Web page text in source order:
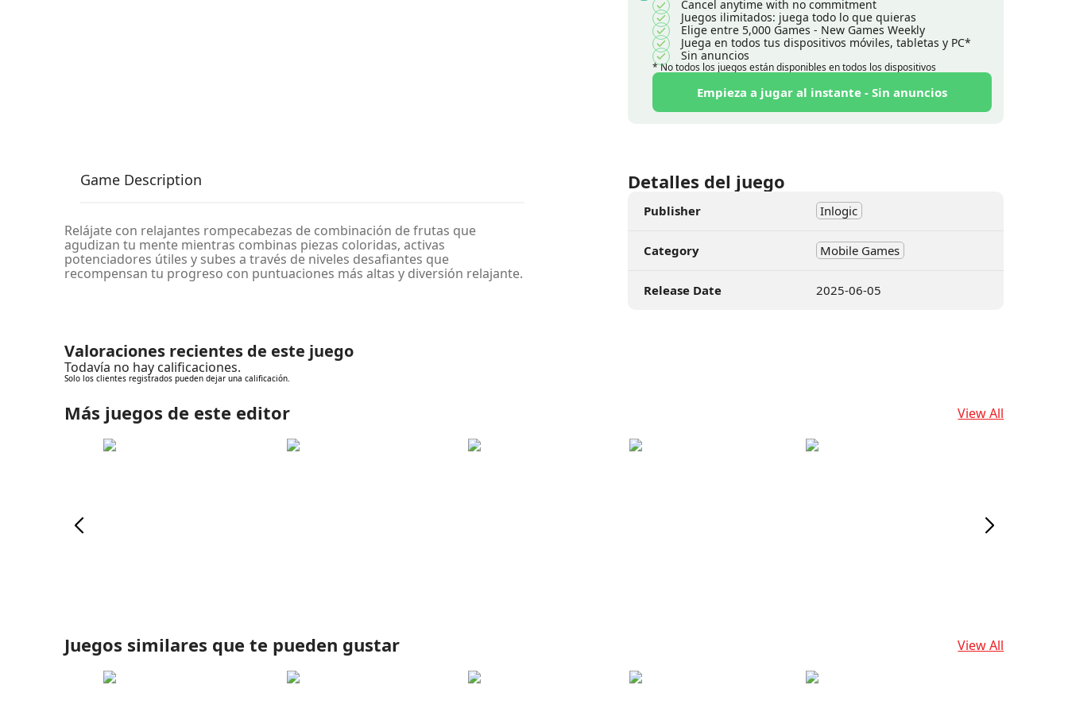
Cancel anytime with no commitment
Juegos ilimitados: juega todo lo que quieras
Elige entre 5,000 Games - New Games Weekly
Juega en todos tus dispositivos móviles, tabletas y PC*
Sin anuncios
* No todos los juegos están disponibles en todos los dispositivos
Empieza a jugar al instante - Sin anuncios
Game Description
Relájate con relajantes rompecabezas de combinación de frutas que
agudizan tu mente mientras combinas piezas coloridas, activas
potenciadores útiles y subes a través de niveles desafiantes que
recompensan tu progreso con puntuaciones más altas y diversión relajante.
Detalles del juego
Publisher Inlogic
Category Mobile Games
Release Date 2025-06-05
Valoraciones recientes de este juego
Todavía no hay calificaciones.
Solo los clientes registrados pueden dejar una calificación.
Más juegos de este editor View All
Juegos similares que te pueden gustar View All